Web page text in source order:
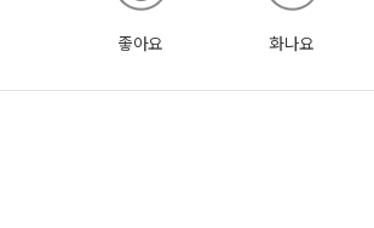
좋아요 화나요